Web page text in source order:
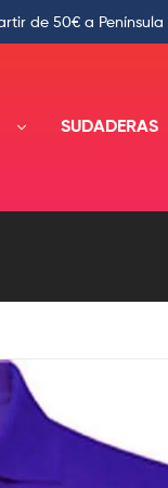
de 50€ a Península
SUDADERAS